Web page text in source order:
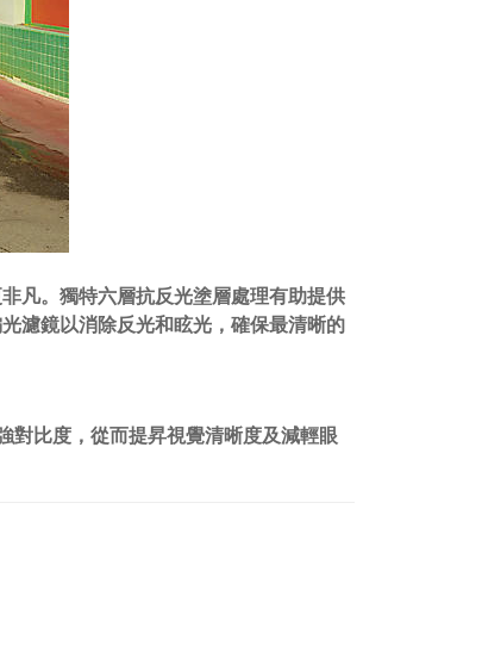
凡。獨特六層抗反光塗層處理有助提供
濾鏡以消除反光和眩光，確保最清晰的
對比度，從而提昇視覺清晰度及減輕眼